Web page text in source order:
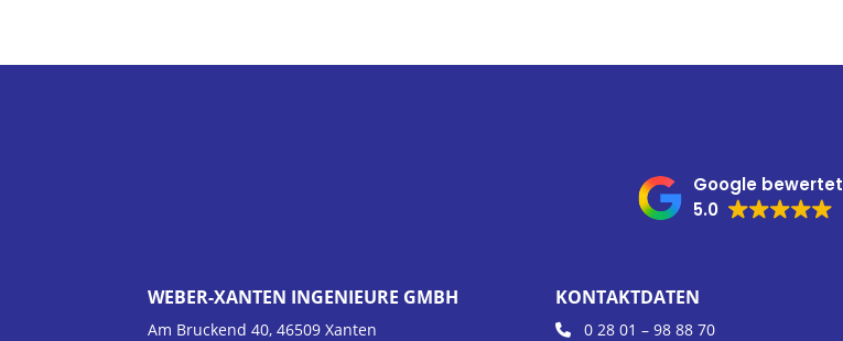
Google bewertet
5.0
WEBER-XANTEN INGENIEURE GMBH
Am Bruckend 40, 46509 Xanten
KONTAKTDATEN
0 28 01 – 98 88 70